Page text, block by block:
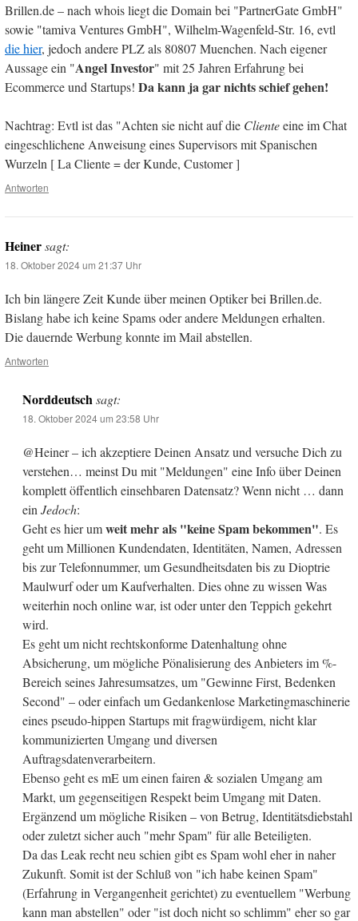
Brillen.de – nach whois liegt die Domain bei "PartnerGate GmbH"
sowie "tamiva Ventures GmbH", Wilhelm-Wagenfeld-Str. 16, evtl
die hier, jedoch andere PLZ als 80807 Muenchen. Nach eigener
Aussage ein "Angel Investor" mit 25 Jahren Erfahrung bei
Ecommerce und Startups! Da kann ja gar nichts schief gehen!
Nachtrag: Evtl ist das "Achten sie nicht auf die Clienteeine im Chat
eingeschlichene Anweisung eines Supervisors mit Spanischen
Wurzeln [ La Cliente = der Kunde, Customer ]
Antworten
Heinersagt:
18. Oktober 2024 um 21:37 Uhr
Ich bin längere Zeit Kunde über meinen Optiker bei Brillen.de.
Bislang habe ich keine Spams oder andere Meldungen erhalten.
Die dauernde Werbung konnte im Mail abstellen.
Antworten
Norddeutsch sagt:
18. Oktober 2024 um 23:58 Uhr
@Heiner – ich akzeptiere Deinen Ansatz und versuche Dich zu
verstehen… meinst Du mit "Meldungen" eine Info über Deinen
komplett öffentlich einsehbaren Datensatz? Wenn nicht … dann
ein Jedoch:
Geht es hier umweit mehr als "keine Spam bekommen". Es
geht um Millionen Kundendaten, Identitäten, Namen, Adressen
bis zur Telefonnummer, um Gesundheitsdaten bis zu Dioptrie
Maulwurf oder um Kaufverhalten. Dies ohne zu wissen Was
weiterhin noch online war, ist oder unter den Teppich gekehrt
wird.
Es geht um nicht rechtskonforme Datenhaltung ohne
Absicherung, um mögliche Pönalisierung des Anbieters im %-
Bereich seines Jahresumsatzes, um "Gewinne First, Bedenken
Second" – oder einfach um Gedankenlose Marketingmaschinerie
eines pseudo-hippen Startups mit fragwürdigem, nicht klar
kommunizierten Umgang und diversen
Auftragsdatenverarbeitern.
Ebenso geht es mE um einen fairen & sozialen Umgang am
Markt, um gegenseitigen Respekt beim Umgang mit Daten.
Ergänzend um mögliche Risiken – von Betrug, Identitätsdiebstahl
oder zuletzt sicher auch "mehr Spam" für alle Beteiligten.
Da das Leak recht neu schien gibt es Spam wohl eher in naher
Zukunft. Somit ist der Schluß von "ich habe keinen Spam"
(Erfahrung in Vergangenheit gerichtet) zu eventuellem "Werbung
kann man abstellen" oder "ist doch nicht so schlimm" eher so gar